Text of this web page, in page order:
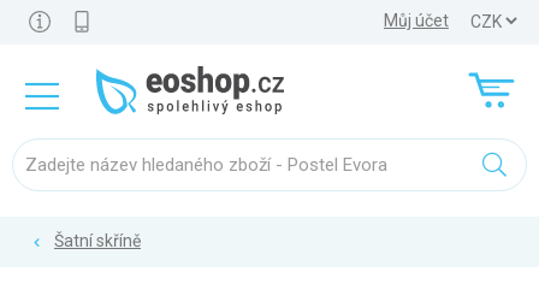
Můj účet
Šatní skříně